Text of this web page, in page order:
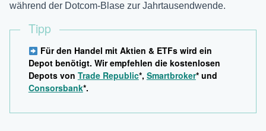
während der Dotcom-Blase zur Jahrtausendwende.
Tipp
Für den Handel mit Aktien & ETFs wird ein
Depot benötigt. Wir empfehlen die kostenlosen
Depots von Trade Republic*, Smartbroker* und
Consorsbank*.